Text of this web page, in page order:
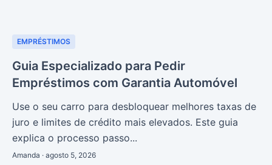
EMPRÉSTIMOS
Guia Especializado para Pedir
Empréstimos com Garantia Automóvel
Use o seu carro para desbloquear melhores taxas de
juro e limites de crédito mais elevados. Este guia
explica o processo passo...
Amanda · agosto 5, 2026